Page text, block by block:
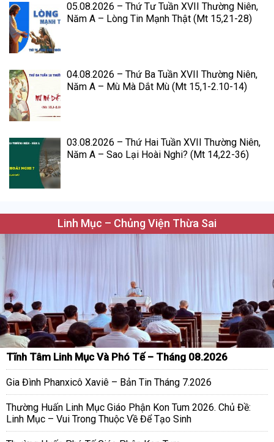
05.08.2026 – Thứ Tư Tuần XVII Thường Niên,
Năm A – Lòng Tin Mạnh Thật (Mt 15,21-28)
04.08.2026 – Thứ Ba Tuần XVII Thường Niên,
Năm A – Mù Mà Dắt Mù (Mt 15,1-2.10-14)
03.08.2026 – Thứ Hai Tuần XVII Thường Niên,
Năm A – Sao Lại Hoài Nghi? (Mt 14,22-36)
Linh Mục – Chủng Viện Thừa Sai
Tĩnh Tâm Linh Mục Và Phó Tế – Tháng 08.2026
Gia Đình Phanxicô Xaviê – Bản Tin Tháng 7.2026
Thường Huấn Linh Mục Giáo Phận Kon Tum 2026. Chủ Đề:
Linh Mục – Vui Trong Thuộc Về Để Tạo Sinh